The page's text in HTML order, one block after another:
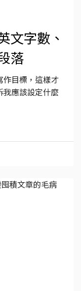
文字數、
落
作目標，這樣才
我應該設定什麼